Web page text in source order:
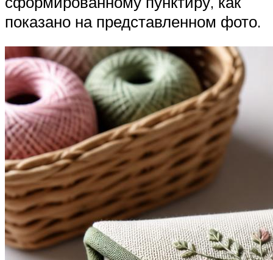
показано на представленном фото.